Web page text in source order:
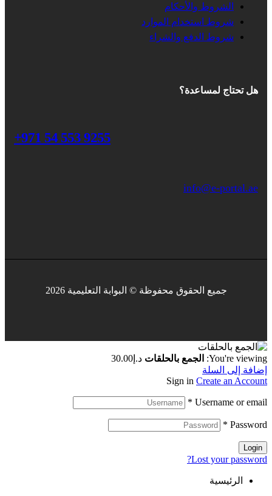
الشروط والأحكام
شروط استخدام الموارد
شروط الدفع والشراء
هل تحتاج لمساعدة؟
+971 54 553 9255
info@e-portal.ae
جميع الحقوق محفوظة © البوابة التعليمية 2026
You're viewing: الجمع بالحلقات د.إ 30.00
إضافة إلى السلة
Sign in Create an Account
Username or email
*
Password
*
Login
Lost your password?
الرئيسية